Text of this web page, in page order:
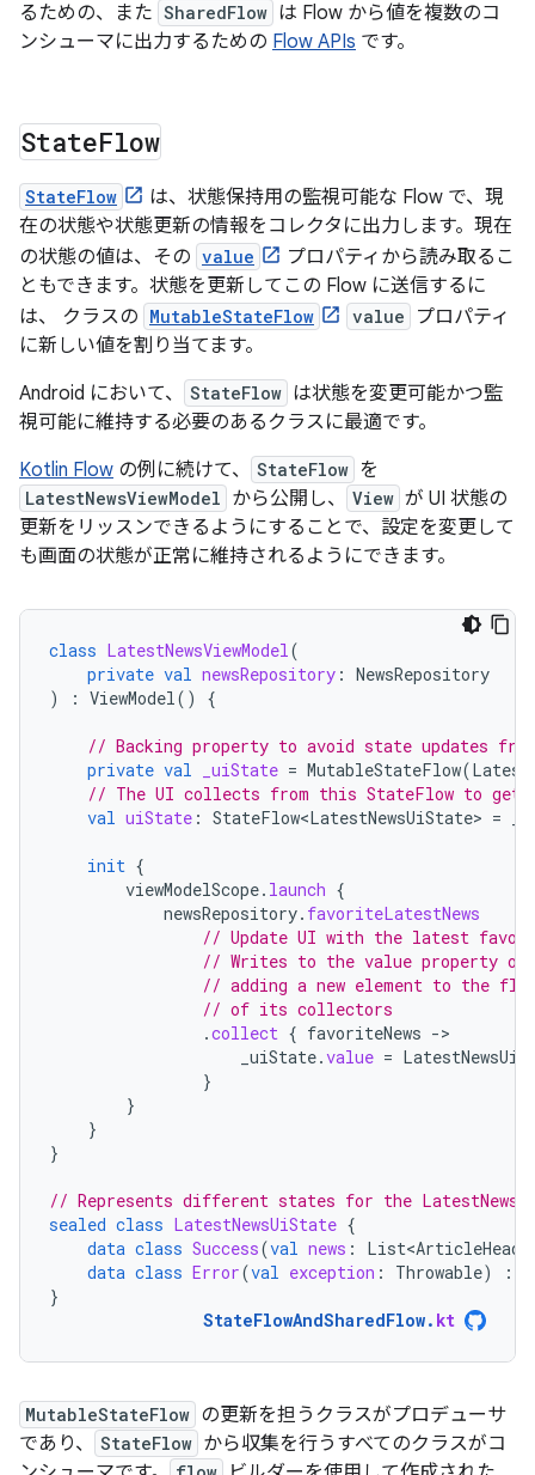
るための、また SharedFlow は Flow から値を複数のコ
ンシューマに出力するための Flow APIs です。
StateFlow
StateFlow
は、状態保持用の監視可能な Flow で、現
在の状態や状態更新の情報をコレクタに出力します。現在
の状態の値は、その value
プロパティから読み取るこ
ともできます。状態を更新してこの Flow に送信するに
は、 クラスの MutableStateFlow value
プロパティ
に新しい値を割り当てます。
Android において、
StateFlow は状態を変更可能かつ監
視可能に維持する必要のあるクラスに最適です。
Kotlin Flow の例に続けて、 StateFlow を
LatestNewsViewModel から公開し、 View が UI 状態の
更新をリッスンできるようにすることで、設定を変更して
も画面の状態が正常に維持されるようにできます。
class LatestNewsViewModel(
private val newsRepository : NewsRepository
)
: ViewModel() {
// Backing property to avoid state updates
private val _uiState = MutableStateFlow(
// The UI collects from this StateFlow to get
val uiState : StateFlow<LatestNewsUiState> =
init {
viewModelScope. launch {
newsRepository. favoriteLatestNews
// Update UI with the latest
// Writes to the value property of
// adding a new element to the
// of its collectors
.collect { favoriteNews -
_uiState.value =
}
}
}
}
// Represents different states for the LatestNews
sealed class LatestNewsUiState {
data class Success(val news :
data class Error(val exception : Throwable) :
}
StateFlowAndSharedFlow. kt
MutableStateFlow の更新を担うクラスがプロデューサ
であり、
StateFlow から収集を行うすべてのクラスがコ